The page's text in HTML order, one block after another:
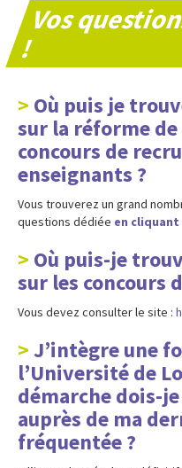
Vos
!
Où puis je
sur la réforme
concours de
enseignants ?
Vous trouverez un grand
questions dédiée en cliquant
Où puis-je
sur les concours
Vous devez consulter le site :
J’intègre une
l’Université de
démarche dois-
auprès de ma
fréquentée ?